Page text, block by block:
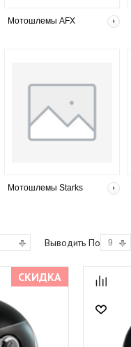
Мотошлемы AFX
Мотошлемы Starks
Выводить По 9
СКИДКА